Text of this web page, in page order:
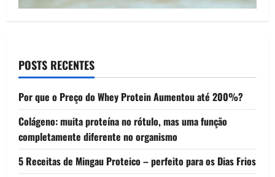
POSTS RECENTES
Por que o Preço do Whey Protein Aumentou até 200%?
Colágeno: muita proteína no rótulo, mas uma função
completamente diferente no organismo
5 Receitas de Mingau Proteico – perfeito para os Dias Frios